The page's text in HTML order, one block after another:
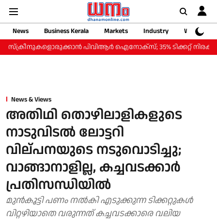
News Business Kerala Markets Industry
Web
പിവിആര്‍ ഐനോക്‌സ്; 35% ടിക്കറ്റ് നിരക്ക്
News & Views
അതിഥി തൊഴിലാളികളുടെ
നാടുവിടല്‍ ലോട്ടറി
വില്പനയുടെ നടുവൊടിച്ചു;
വാങ്ങാനാളില്ല, കച്ചവടക്കാര്‍
പ്രതിസന്ധിയില്‍
മുന്‍കൂട്ടി പണം നല്‍കി എടുക്കുന്ന ടിക്കറ്റുകള്‍
വിറ്റഴിയാതെ വരുന്നത് കച്ചവടക്കാരെ വലിയ